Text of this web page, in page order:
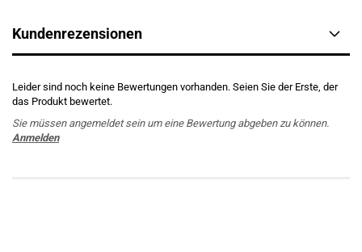
Kundenrezensionen
Leider sind noch keine Bewertungen vorhanden. Seien Sie der Erste, der
das Produkt bewertet.
Sie müssen angemeldet sein um eine Bewertung abgeben zu können.
Anmelden